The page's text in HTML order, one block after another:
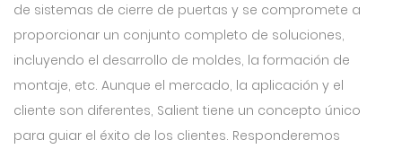
de sistemas de cierre de puertas y se compromete a
proporcionar un conjunto completo de soluciones,
incluyendo el desarrollo de moldes, la formación de
montaje, etc. Aunque el mercado, la aplicación y el
cliente son diferentes, Salient tiene un concepto único
para guiar el éxito de los clientes. Responderemos